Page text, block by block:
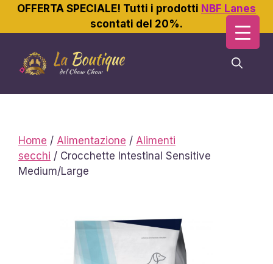
OFFERTA SPECIALE! Tutti i prodotti NBF Lanes
scontati del 20%.
contenuto
Home / Alimentazione / Alimenti
secchi / Crocchette Intestinal Sensitive
Medium/Large